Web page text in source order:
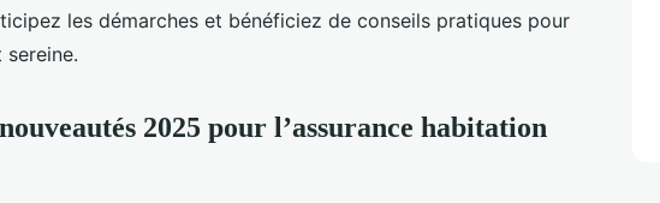
les démarches et bénéficiez de conseils pratiques pour
2025 pour l’assurance habitation